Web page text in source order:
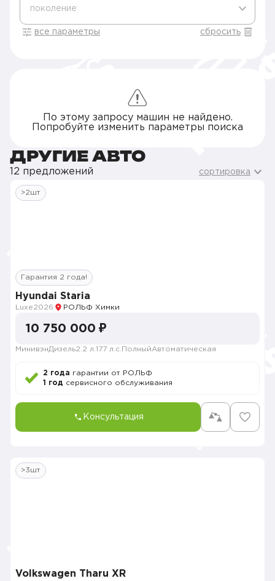
поколение
все параметры сбросить
По этому запросу машин не найдено.
Попробуйте изменить параметры поиска
ДРУГИЕ АВТО
12 предложений сортировка
>2шт
Гарантия 2 года!
Hyundai Staria
Luxe2026 РОЛЬФ Химки
10 750 000 ₽
МинивэнДизель2.2 л. 177 л.с. ПолныйАвтоматическая
2 года гарантии от РОЛЬФ
1 год сервисного обслуживания
Консультация
>3шт
Volkswagen Tharu XR